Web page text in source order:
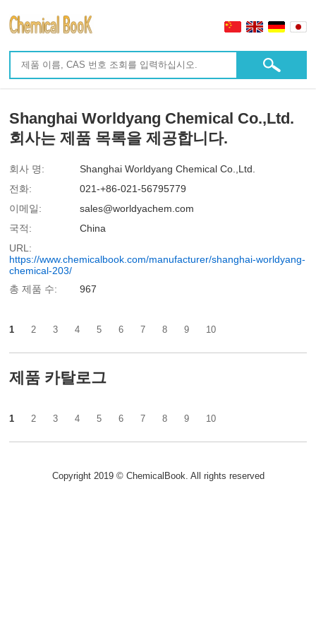
Shanghai Worldyang Chemical Co.,Ltd.
회사는 제품 목록을 제공합니다.
회사 명:
Shanghai Worldyang Chemical Co.,Ltd.
전화:
021-+86-021-56795779
이메일:
sales@worldyachem.com
국적:
China
URL:
https://www.chemicalbook.com/manufacturer/shanghai-worldyang-
chemical-203/
총 제품 수:
967
1 2 3 4 5 6 7 8 9 10
제품 카탈로그
1 2 3 4 5 6 7 8 9 10
Copyright 2019 © ChemicalBook. All rights reserved